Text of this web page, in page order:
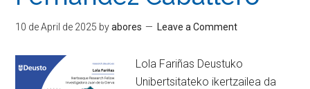
10 de April de 2025 byabores Leave a Comment
Lola Fariñas Deustuko
Unibertsitateko ikertzailea da